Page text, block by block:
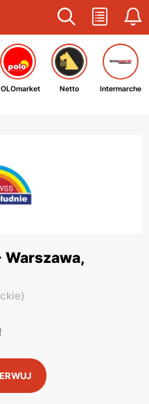
Netto Intermarche
Warszawa,
)